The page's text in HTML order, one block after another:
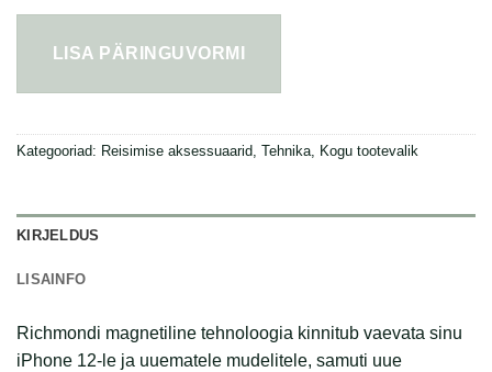
LISA PÄRINGUVORMI
Kategooriad: Reisimise aksessuaarid Tehnika Kogu tootevalik
KIRJELDUS
LISAINFO
Richmondi magnetiline tehnoloogia kinnitub vaevata sinu
iPhone 12-le ja uuematele mudelitele, samuti uue